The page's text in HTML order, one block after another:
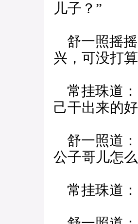
儿子？”
舒一照摇摇
兴，可没打
常挂珠道：
己干出来的
舒一照道：
公子哥儿怎
常挂珠道：